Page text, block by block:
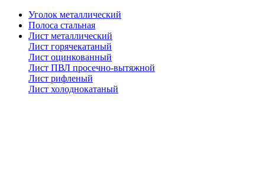
Уголок металлический
Полоса стальная
Лист металлический
Лист горячекатаный
Лист оцинкованный
Лист ПВЛ просечно-вытяжной
Лист рифленый
Лист холоднокатаный